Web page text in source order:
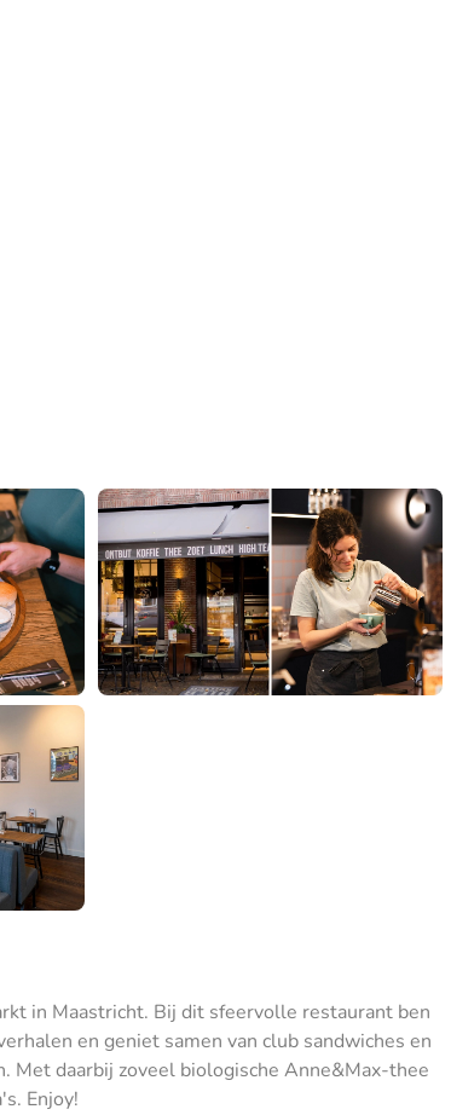
in Maastricht. Bij dit sfeervolle restaurant ben
en geniet samen van club sandwiches en
Met daarbij zoveel biologische Anne&Max-thee
Enjoy!